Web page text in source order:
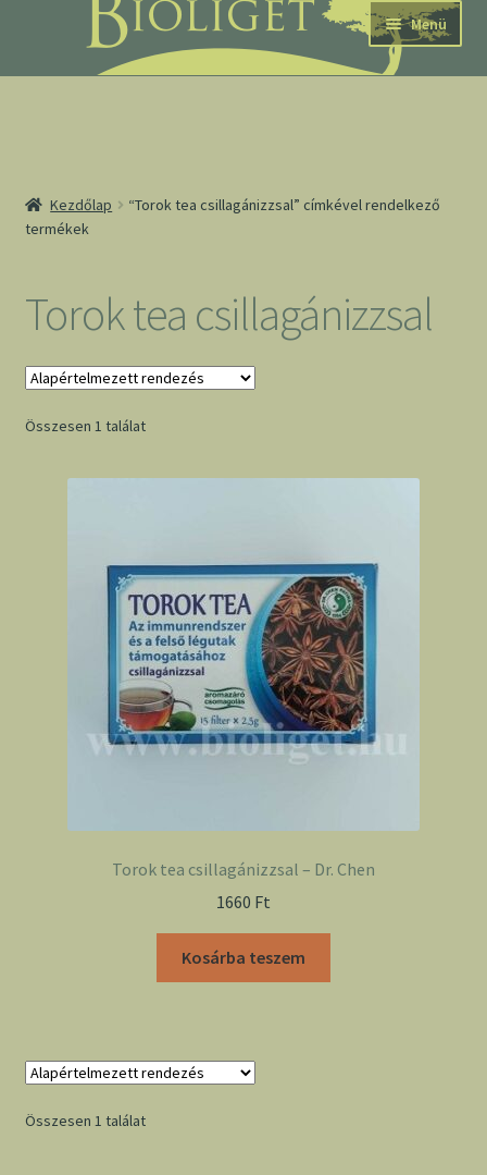
navigációhoz
tartalomba
Menü
Kezdőlap
“Torok tea csillagánizzsal” címkével rendelkező
termékek
Torok tea csillagánizzsal
Összesen 1 találat
Torok tea csillagánizzsal – Dr. Chen
1660 Ft
Kosárba teszem
Összesen 1 találat